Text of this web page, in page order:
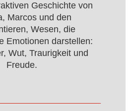
Geschichte von
Marcos und den
Wesen, die
Emotionen darstellen:
Wut, Traurigkeit und
Freude.